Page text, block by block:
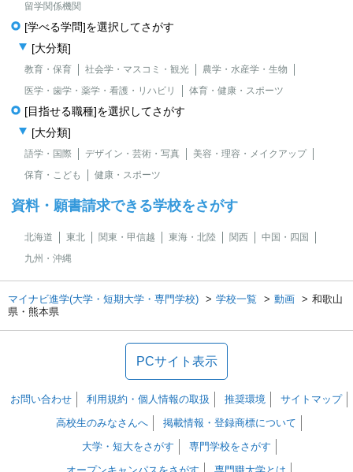
留学関係機関
[学べる学問]を選択してさがす
[大分類]
教育・保育 社会学・マスコミ・観光
農学・水産学・生物
医学・歯学・薬学・看護・リハビリ
体育・健康・スポーツ
[目指せる職種]を選択してさがす
[大分類]
語学・国際 デザイン・芸術・写真
美容・理容・メイクアップ
保育・こども
健康・スポーツ
資料・願書請求できる学校をさがす
北海道 東北 関東・甲信越 東海・北陸 関西
中国・四国
九州・沖縄
マイナビ進学(大学・短期大学・専門学校) 学校一覧 動画
和歌山
県・熊本県
PCサイト表示
お問い合わせ 利用規約・個人情報の取扱 推奨環境
サイトマップ
高校生のみなさんへ
掲載情報・登録商標について
大学・短大をさがす
専門学校をさがす